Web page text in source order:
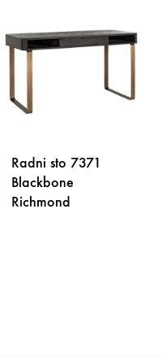
Radni sto 7371
Blackbone
Richmond